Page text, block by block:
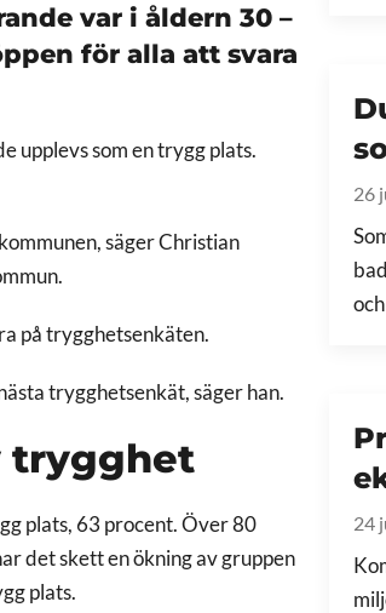
var i åldern 30 –
för alla att svara
upplevs som en trygg plats.
säger Christian
på trygghetsenkäten.
trygghetsenkät, säger han.
trygghet
plats, 63 procent. Över 80
det skett en ökning av gruppen
plats.
26
24